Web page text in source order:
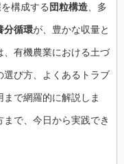
構成する 団粒構造 、多
分循環が、豊かな収量と
有機農業における土づ
選び方、よくあるトラブ
で網羅的に解説しま
で、今日から実践でき